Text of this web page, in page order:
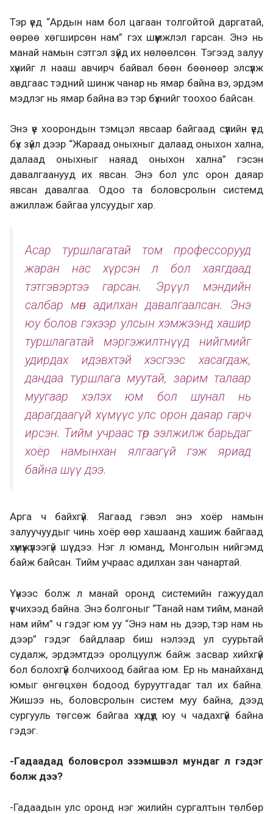
Тэр үед “Ардын нам бол цагаан толгойтой даргатай,
өөрөө хөгширсөн нам” гэх шүүмжлэл гарсан. Энэ нь
манай намын сэтгэл зүйд их нөлөөлсөн. Тэгээд залуу
хүнийг л нааш авчирч байвал бөөн бөөнөөр элсүүлж
авдгаас тэдний шинж чанар нь ямар байна вэ, эрдэм
мэдлэг нь ямар байна вэ тэр бүхнийг тоохоо байсан.
Энэ үе хоорондын тэмцэл явсаар байгаад сүүлийн үед
бүх зүйл дээр “Жараад оныхныг далаад оныхон хална,
далаад оныхныг наяад оныхон хална” гэсэн
давалгаанууд их явсан. Энэ бол улс орон даяар
явсан давалгаа. Одоо та боловсролын системд
ажиллаж байгаа улсуудыг хар.
Асар туршлагатай том профессорууд
жаран нас хүрсэн л бол хаягдаад
тэтгэвэртээ гарсан. Эрүүл мэндийн
салбар мөн адилхан давалгаалсан. Энэ
юу болов гэхээр улсын хэмжээнд хашир
туршлагатай мэргэжилтнүүд нийгмийг
удирдах идэвхтэй хэсгээс хасагдаж,
дандаа туршлага муутай, зарим талаар
муугаар хэлэх юм бол шунал нь
дарагдаагүй хүмүүс улс орон даяар гарч
ирсэн. Тийм учраас төр ээлжилж барьдаг
хоёр намынхан ялгаагүй гэж яриад
байна шүү дээ.
Арга ч байхгүй. Яагаад гэвэл энэ хоёр намын
залуучуудыг чинь хоёр өөр хашаанд хашиж байгаад
хүмүүжүүлээгүй шүү дээ. Нэг л юманд, Монголын нийгэмд
байж байсан. Тийм учраас адилхан зан чанартай.
Үүнээс болж л манай оронд системийн гажуудал
үүсчихээд байна. Энэ болгоныг “Танай нам тийм, манай
нам ийм” ч гэдэг юм уу “Энэ нам нь дээр, тэр нам нь
дээр” гэдэг байдлаар биш нэлээд ул суурьтай
судалж, эрдэмтдээ оролцуулж байж засвар хийхгүй
бол болохгүй болчихоод байгаа юм. Ер нь манайханд
юмыг өнгөцхөн бодоод буруутгадаг тал их байна.
Жишээ нь, боловсролын систем муу байна, дээд
сургууль төгсөж байгаа хүүхдүүд юу ч чадахгүй байна
гэдэг.
-Гадаадад боловсрол эзэмшвэл мундаг л гэдэг
болж дээ?
-Гадаадын улс оронд нэг жилийн сургалтын төлбөр